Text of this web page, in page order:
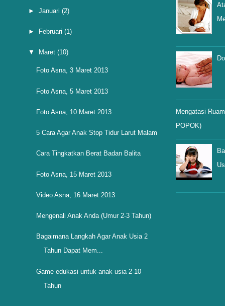
► Januari (2)
► Februari (1)
▼ Maret (10)
Foto Asna, 3 Maret 2013
Foto Asna, 5 Maret 2013
Foto Asna, 10 Maret 2013
5 Cara Agar Anak Stop Tidur Larut Malam
Cara Tingkatkan Berat Badan Balita
Foto Asna, 15 Maret 2013
Video Asna, 16 Maret 2013
Mengenali Anak Anda (Umur 2-3 Tahun)
Bagaimana Langkah Agar Anak Usia 2
Tahun Dapat Mem...
Game edukasi untuk anak usia 2-10
Tahun
Mengatasi
POPOK)